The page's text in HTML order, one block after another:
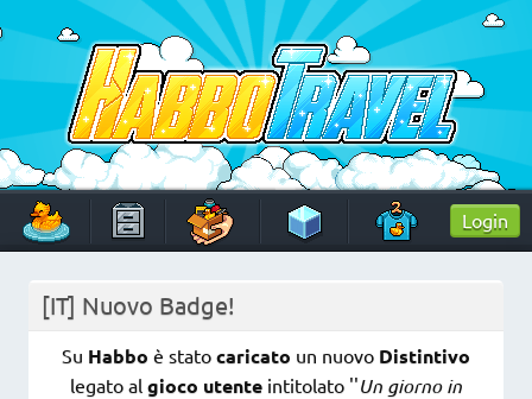
to
content
HabboTravel
Un viaggio di pixel!
Login
[IT] Nuovo Badge!
Su Habbo è stato caricato un nuovo Distintivo
legato al gioco utente intitolato ''Un giorno in